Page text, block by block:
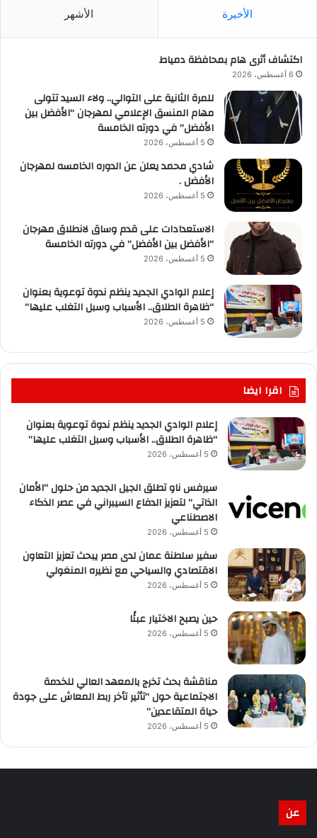
الأخيرة الأشهر
اكتشاف أثرى هام بمحافظة دمياط
6 أغسطس، 2026
للمرة الثانية على التوالي.. ولاء السيد تتولى
مهام المنسق الإعلامي لمهرجان “الأفضل بين
الأفضل” في دورته الخامسة
5 أغسطس، 2026
شادي محمد يعلن عن الدوره الخامسه لمهرجان
الأفضل .
5 أغسطس، 2026
الاستعدادات على قدم وساق لانطلاق مهرجان
“الأفضل بين الأفضل” في دورته الخامسة
5 أغسطس، 2026
إعلام الوادي الجديد ينظم ندوة توعوية بعنوان
“ظاهرة الطلاق.. الأسباب وسبل التغلب عليها”
5 أغسطس، 2026
اقرا ايضا
إعلام الوادي الجديد ينظم ندوة توعوية بعنوان
“ظاهرة الطلاق.. الأسباب وسبل التغلب عليها”
5 أغسطس، 2026
سيرفس ناو تطلق الجيل الجديد من حلول “الأمان
الذاتي” لتعزيز الدفاع السيبراني في عصر الذكاء
الاصطناعي
5 أغسطس، 2026
سفير سلطنة عمان لدى مصر يبحث تعزيز التعاون
الاقتصادي والسياحي مع نظيره المنغولي
5 أغسطس، 2026
حين يصبح الاختيار عبئًا
5 أغسطس، 2026
مناقشة بحث تخرج بالمعهد العالي للخدمة
الاجتماعية حول “تأثير تأخر ربط المعاش على جودة
حياة المتقاعدين”
5 أغسطس، 2026
عن